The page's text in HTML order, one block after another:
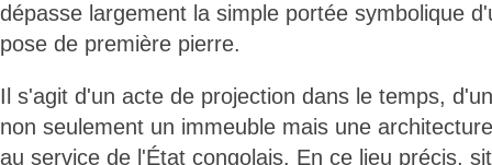
dépasse largement la simple portée symbolique
pose de première pierre.
Il s'agit d'un acte de projection dans le temps,
non seulement un immeuble mais une
au service de l'État congolais. En ce lieu précis,